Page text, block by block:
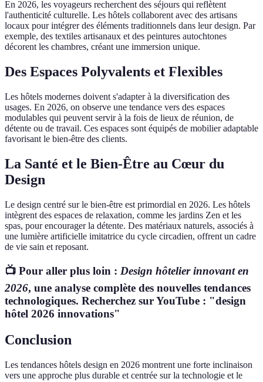
En 2026, les voyageurs recherchent des séjours qui reflètent
l'authenticité culturelle. Les hôtels collaborent avec des artisans
locaux pour intégrer des éléments traditionnels dans leur design. Par
exemple, des textiles artisanaux et des peintures autochtones
décorent les chambres, créant une immersion unique.
Des Espaces Polyvalents et Flexibles
Les hôtels modernes doivent s'adapter à la diversification des
usages. En 2026, on observe une tendance vers des espaces
modulables qui peuvent servir à la fois de lieux de réunion, de
détente ou de travail. Ces espaces sont équipés de mobilier adaptable
favorisant le bien-être des clients.
La Santé et le Bien-Être au Cœur du
Design
Le design centré sur le bien-être est primordial en 2026. Les hôtels
intègrent des espaces de relaxation, comme les jardins Zen et les
spas, pour encourager la détente. Des matériaux naturels, associés à
une lumière artificielle imitatrice du cycle circadien, offrent un cadre
de vie sain et reposant.
📺 Pour aller plus loin : Design hôtelier innovant en
2026, une analyse complète des nouvelles tendances
technologiques. Recherchez sur YouTube : "design
hôtel 2026 innovations"
Conclusion
Les tendances hôtels design en 2026 montrent une forte inclinaison
vers une approche plus durable et centrée sur la technologie et le